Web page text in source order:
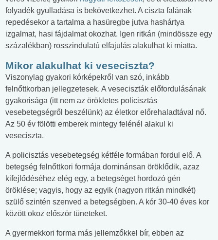
folyadék gyulladása is bekövetkezhet. A ciszta falának
repedésekor a tartalma a hasüregbe jutva hashártya
izgalmat, hasi fájdalmat okozhat. Igen ritkán (mindössze egy
százalékban) rosszindulatú elfajulás alakulhat ki miatta.
Mikor alakulhat ki veseciszta?
Viszonylag gyakori kórképekről van szó, inkább
felnőttkorban jellegzetesek. A veseciszták előfordulásának
gyakorisága (itt nem az örökletes policisztás
vesebetegségről beszélünk) az életkor előrehaladtával nő.
Az 50 év fölötti emberek mintegy felénél alakul ki
veseciszta.
A policisztás vesebetegség kétféle formában fordul elő. A
betegség felnőttkori formája dominánsan öröklődik, azaz
kifejlődéséhez elég egy, a betegséget hordozó gén
öröklése; vagyis, hogy az egyik (nagyon ritkán mindkét)
szülő szintén szenved a betegségben. A kór 30-40 éves kor
között okoz először tüneteket.
A gyermekkori forma más jellemzőkkel bír, ebben az